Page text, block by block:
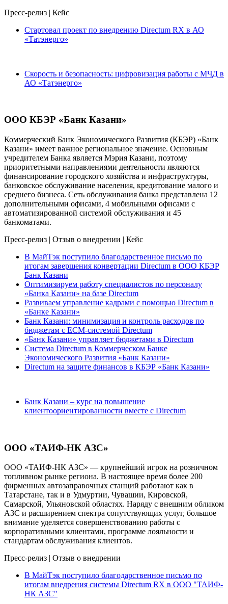
Пресс-релиз | Кейс
Стартовал проект по внедрению Directum RX в АО
«Татэнерго»
Скорость и безопасность: цифровизация работы с МЧД в
АО «Татэнерго»
ООО КБЭР «Банк Казани»
Коммерческий Банк Экономического Развития (КБЭР) «Банк
Казани» имеет важное региональное значение. Основным
учредителем Банка является Мэрия Казани, поэтому
приоритетными направлениями деятельности являются
финансирование городского хозяйства и инфраструктуры,
банковское обслуживание населения, кредитование малого и
среднего бизнеса. Сеть обслуживания банка представлена 12
дополнительными офисами, 4 мобильными офисами с
автоматизированной системой обслуживания и 45
банкоматами.
Пресс-релиз | Отзыв о внедрении | Кейс
В МайТэк поступило благодарственное письмо по
итогам завершения конвертации Directum в ООО КБЭР
Банк Казани
Оптимизируем работу специалистов по персоналу
«Банка Казани» на базе Directum
Развиваем управление кадрами с помощью Directum в
«Банке Казани»
Банк Казани: минимизация и контроль расходов по
бюджетам с ECM-системой Directum
«Банк Казани» управляет бюджетами в Directum
Система Directum в Коммерческом Банке
Экономического Развития «Банк Казани»
Directum на защите финансов в КБЭР «Банк Казани»
Банк Казани – курс на повышение
клиентоориентированности вместе с Directum
ООО «ТАИФ-НК АЗС»
ООО «ТАИФ-НК АЗС» — крупнейший игрок на розничном
топливном рынке региона. В настоящее время более 200
фирменных автозаправочных станций работают как в
Татарстане, так и в Удмуртии, Чувашии, Кировской,
Самарской, Ульяновской областях. Наряду с внешним обликом
АЗС и расширением спектра сопутствующих услуг, большое
внимание уделяется совершенствованию работы с
корпоративными клиентами, программе лояльности и
стандартам обслуживания клиентов.
Пресс-релиз | Отзыв о внедрении
В МайТэк поступило благодарственное письмо по
итогам внедрения системы Directum RX в ООО "ТАИФ-
НК АЗС"